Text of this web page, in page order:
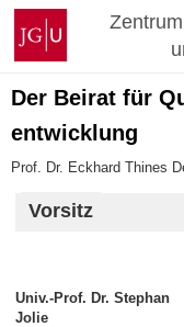
Zum
Inhalt
springen
Johannes
Gutenberg-
Universität
Mainz
Der Beirat für
entwicklung
Prof. Dr. Eckhard Thines
Vorsitz
Univ.-Prof. Dr. Stephan
Jolie